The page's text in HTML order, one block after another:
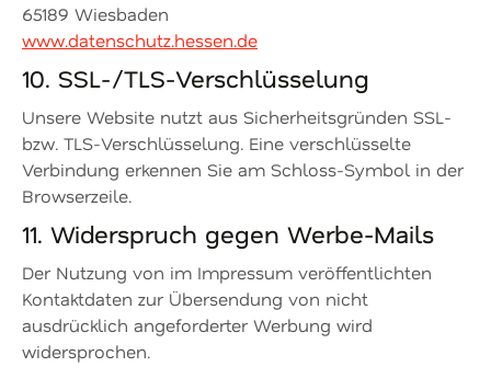
65189 Wiesbaden
www.datenschutz.hessen.de
10. SSL-/TLS-Verschlüsselung
Unsere Website nutzt aus Sicherheitsgründen SSL-
bzw. TLS-Verschlüsselung. Eine verschlüsselte
Verbindung erkennen Sie am Schloss-Symbol in der
Browserzeile.
11. Widerspruch gegen Werbe-Mails
Der Nutzung von im Impressum veröffentlichten
Kontaktdaten zur Übersendung von nicht
ausdrücklich angeforderter Werbung wird
widersprochen.